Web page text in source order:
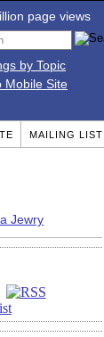
page views
by Topic
Mobile Site
MAILING LIST
Jewry